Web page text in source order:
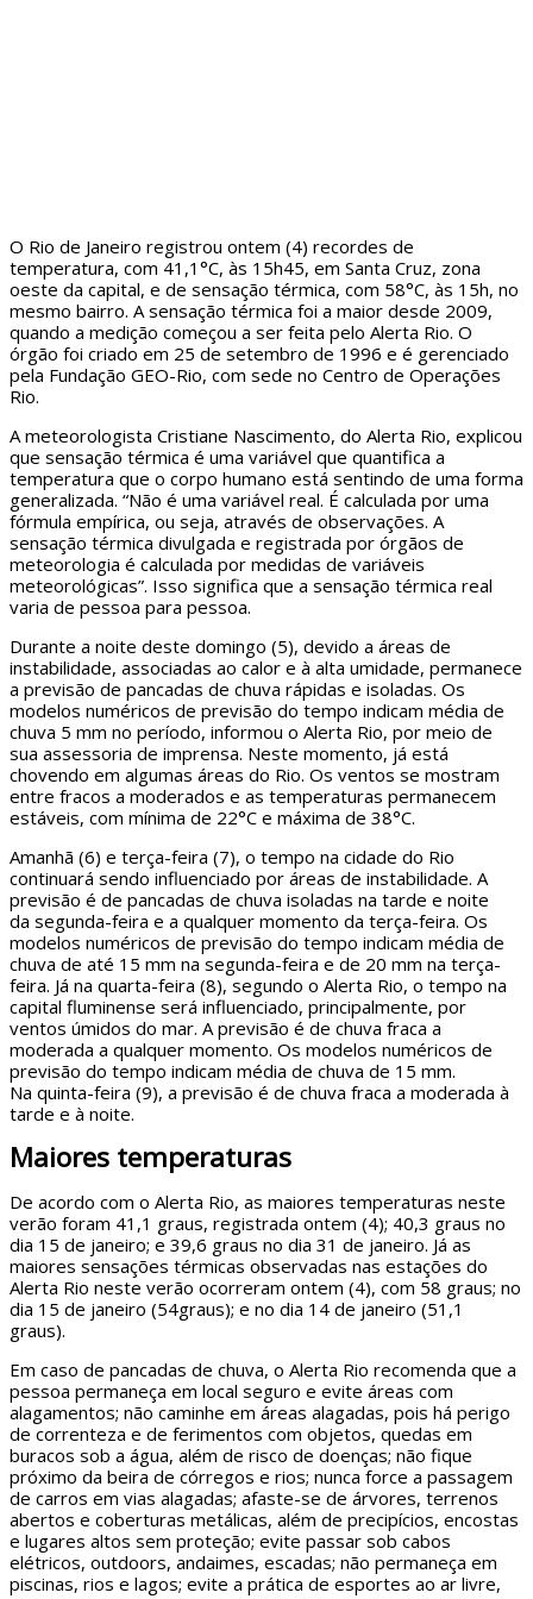
O Rio de Janeiro registrou ontem (4) recordes de
temperatura, com 41,1°C, às 15h45, em Santa Cruz, zona
oeste da capital, e de sensação térmica, com 58°C, às 15h, no
mesmo bairro. A sensação térmica foi a maior desde 2009,
quando a medição começou a ser feita pelo Alerta Rio. O
órgão foi criado em 25 de setembro de 1996 e é gerenciado
pela Fundação GEO-Rio, com sede no Centro de Operações
Rio.
A meteorologista Cristiane Nascimento, do Alerta Rio, explicou
que sensação térmica é uma variável que quantifica a
temperatura que o corpo humano está sentindo de uma forma
generalizada. “Não é uma variável real. É calculada por uma
fórmula empírica, ou seja, através de observações. A
sensação térmica divulgada e registrada por órgãos de
meteorologia é calculada por medidas de variáveis
meteorológicas”. Isso significa que a sensação térmica real
varia de pessoa para pessoa.
Durante a noite deste domingo (5), devido a áreas de
instabilidade, associadas ao calor e à alta umidade, permanece
a previsão de pancadas de chuva rápidas e isoladas. Os
modelos numéricos de previsão do tempo indicam média de
chuva 5 mm no período, informou o Alerta Rio, por meio de
sua assessoria de imprensa. Neste momento, já está
chovendo em algumas áreas do Rio. Os ventos se mostram
entre fracos a moderados e as temperaturas permanecem
estáveis, com mínima de 22°C e máxima de 38°C.
Amanhã (6) e terça-feira (7), o tempo na cidade do Rio
continuará sendo influenciado por áreas de instabilidade. A
previsão é de pancadas de chuva isoladas na tarde e noite
da segunda-feira e a qualquer momento da terça-feira. Os
modelos numéricos de previsão do tempo indicam média de
chuva de até 15 mm na segunda-feira e de 20 mm na terça-
feira. Já na quarta-feira (8), segundo o Alerta Rio, o tempo na
capital fluminense será influenciado, principalmente, por
ventos úmidos do mar. A previsão é de chuva fraca a
moderada a qualquer momento. Os modelos numéricos de
previsão do tempo indicam média de chuva de 15 mm.
Na quinta-feira (9), a previsão é de chuva fraca a moderada à
tarde e à noite.
Maiores temperaturas
De acordo com o Alerta Rio, as maiores temperaturas neste
verão foram 41,1 graus, registrada ontem (4); 40,3 graus no
dia 15 de janeiro; e 39,6 graus no dia 31 de janeiro. Já as
maiores sensações térmicas observadas nas estações do
Alerta Rio neste verão ocorreram ontem (4), com 58 graus; no
dia 15 de janeiro (54graus); e no dia 14 de janeiro (51,1
graus).
Em caso de pancadas de chuva, o Alerta Rio recomenda que a
pessoa permaneça em local seguro e evite áreas com
alagamentos; não caminhe em áreas alagadas, pois há perigo
de correnteza e de ferimentos com objetos, quedas em
buracos sob a água, além de risco de doenças; não fique
próximo da beira de córregos e rios; nunca force a passagem
de carros em vias alagadas; afaste-se de árvores, terrenos
abertos e coberturas metálicas, além de precipícios, encostas
e lugares altos sem proteção; evite passar sob cabos
elétricos, outdoors, andaimes, escadas; não permaneça em
piscinas, rios e lagos; evite a prática de esportes ao ar livre,